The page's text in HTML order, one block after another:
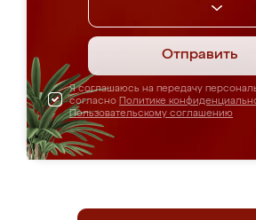
Отправить
Я соглашаюсь на передачу
согласно Политике
Пользовательскому соглашению